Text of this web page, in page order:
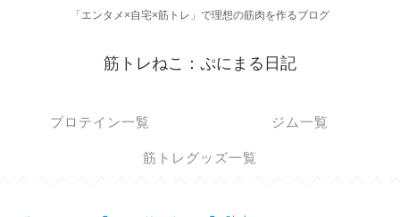
「エンタメ×自宅×筋トレ」で理想の筋肉を作るブログ
筋トレねこ：ぷにまる日記
プロテイン一覧 ジム一覧
筋トレグッズ一覧